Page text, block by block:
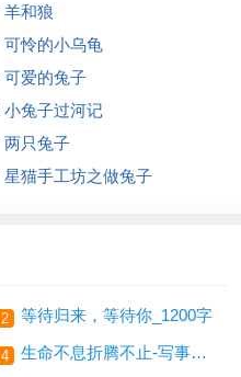
羊和狼
可怜的小乌龟
可爱的兔子
小兔子过河记
两只兔子
星猫手工坊之做兔子
2 等待归来，等待你_1200字
4 生命不息折腾不止-写事作文400字